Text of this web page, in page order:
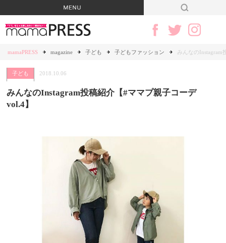
mamaPRESS magazine 子ども 子どもファッション みんなのInstagram
子ども 2018.10.06
みんなのInstagram投稿紹介【#ママプ親子コーデ
vol.4】